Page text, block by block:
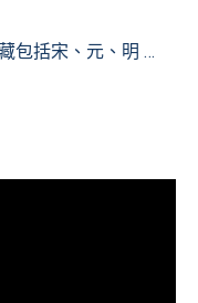
包括宋、元、明 …